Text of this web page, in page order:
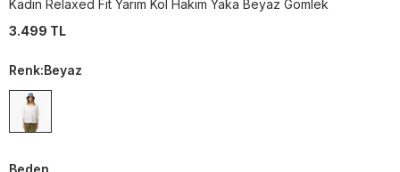
Kadın Relaxed Fit Yarım Kol Hakim Yaka Beyaz Gömlek
3.499 TL
Renk:Beyaz
Beden